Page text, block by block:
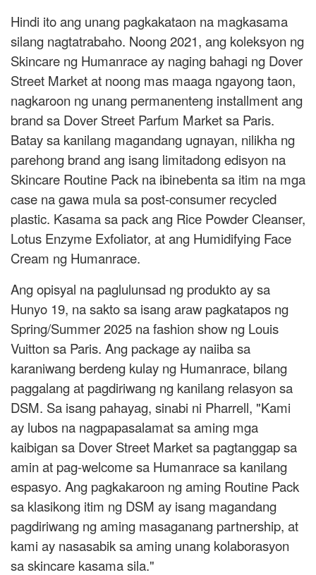
Hindi ito ang unang pagkakataon na magkasama
silang nagtatrabaho. Noong 2021, ang koleksyon ng
Skincare ng Humanrace ay naging bahagi ng Dover
Street Market at noong mas maaga ngayong taon,
nagkaroon ng unang permanenteng installment ang
brand sa Dover Street Parfum Market sa Paris.
Batay sa kanilang magandang ugnayan, nilikha ng
parehong brand ang isang limitadong edisyon na
Skincare Routine Pack na ibinebenta sa itim na mga
case na gawa mula sa post-consumer recycled
plastic. Kasama sa pack ang Rice Powder Cleanser,
Lotus Enzyme Exfoliator, at ang Humidifying Face
Cream ng Humanrace.
Ang opisyal na paglulunsad ng produkto ay sa
Hunyo 19, na sakto sa isang araw pagkatapos ng
Spring/Summer 2025 na fashion show ng Louis
Vuitton sa Paris. Ang package ay naiiba sa
karaniwang berdeng kulay ng Humanrace, bilang
paggalang at pagdiriwang ng kanilang relasyon sa
DSM. Sa isang pahayag, sinabi ni Pharrell, "Kami
ay lubos na nagpapasalamat sa aming mga
kaibigan sa Dover Street Market sa pagtanggap sa
amin at pag-welcome sa Humanrace sa kanilang
espasyo. Ang pagkakaroon ng aming Routine Pack
sa klasikong itim ng DSM ay isang magandang
pagdiriwang ng aming masaganang partnership, at
kami ay nasasabik sa aming unang kolaborasyon
sa skincare kasama sila."